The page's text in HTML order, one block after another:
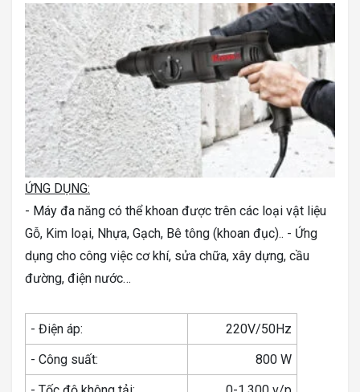
ỨNG DỤNG:
- Máy đa năng có thể khoan được trên các loại vật liệu
Gỗ, Kim loại, Nhựa, Gạch, Bê tông (khoan đục).. - Ứng
dụng cho công việc cơ khí, sửa chữa, xây dựng, cầu
đường, điện nước…
- Điện áp:
220V/50Hz
- Công suất:
800 W